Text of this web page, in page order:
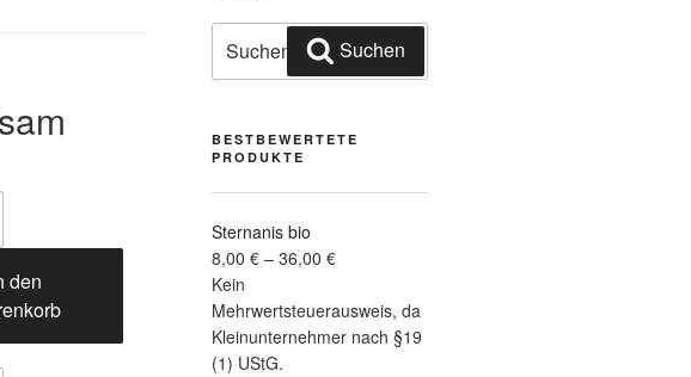
den
nach:
Suchen
BESTBEWERTETE
PRODUKTE
Sternanis bio
8,00€ –36,00€
Kein
Mehrwertsteuerausweis, da
Kleinunternehmer nach §19
(1) UStG.